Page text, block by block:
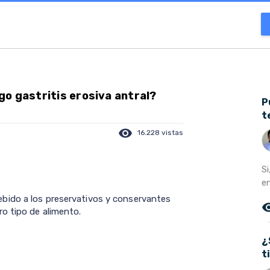
gastritis erosiva antral?
visibility 16.228 vistas
a los preservativos y conservantes
tipo de alimento.